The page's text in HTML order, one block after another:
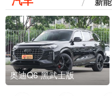
奥迪Q6 黑武士版